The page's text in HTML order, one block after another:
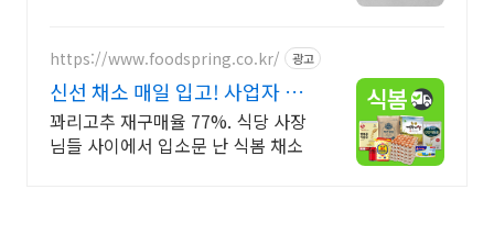
https://www.foodspring.co.kr/ 광고
신선 채소 매일 입고! 사업자 전
용 특가
꽈리고추 재구매율 77%. 식당 사장
님들 사이에서 입소문 난 식봄 채소